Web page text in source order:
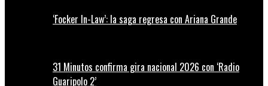
‘Focker In-Law’: la saga regresa con Ariana Grande
31 Minutos confirma gira nacional 2026 con ‘Radio
Guaripolo 2’